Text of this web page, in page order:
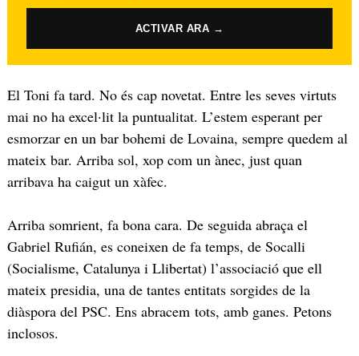
ACTIVAR ARA →
El Toni fa tard. No és cap novetat. Entre les seves virtuts
mai no ha excel·lit la puntualitat. L’estem esperant per
esmorzar en un bar bohemi de Lovaina, sempre quedem al
mateix bar. Arriba sol, xop com un ànec, just quan
arribava ha caigut un xàfec.
Arriba somrient, fa bona cara. De seguida abraça el
Gabriel Rufián, es coneixen de fa temps, de Socalli
(Socialisme, Catalunya i Llibertat) l’associació que ell
mateix presidia, una de tantes entitats sorgides de la
diàspora del PSC. Ens abracem tots, amb ganes. Petons
inclosos.